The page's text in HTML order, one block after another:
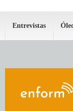
Entrevistas